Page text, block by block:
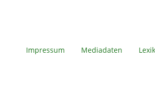
Impressum Mediadaten